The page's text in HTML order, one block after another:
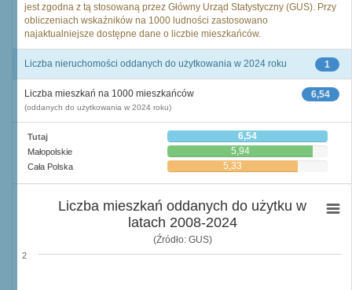
jest zgodna z tą stosowaną przez Główny Urząd Statystyczny (GUS). Przy
obliczeniach wskaźników na 1000 ludności zastosowano
najaktualniejsze dostępne dane o liczbie mieszkańców.
1
Liczba nieruchomości oddanych do użytkowania w 2024 roku
6,54
Liczba mieszkań na 1000 mieszkańców
(oddanych do użytkowania w 2024 roku)
Tutaj 6,54
Małopolskie 5,94
Cała Polska 5,33
Liczba mieszkań oddanych do użytku w
latach 2008-2024
(Źródło: GUS)
2